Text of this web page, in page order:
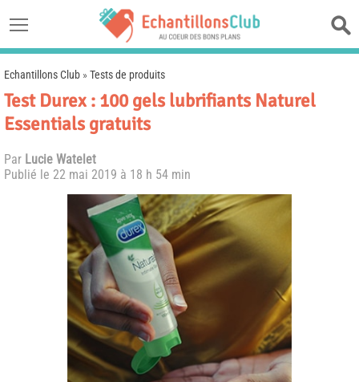
Echantillons Club »Tests de produits
Test Durex : 100 gels lubrifiants Naturel
Essentials gratuits
Par Lucie Watelet
Publié le 22 mai 2019 à 18 h 54 min